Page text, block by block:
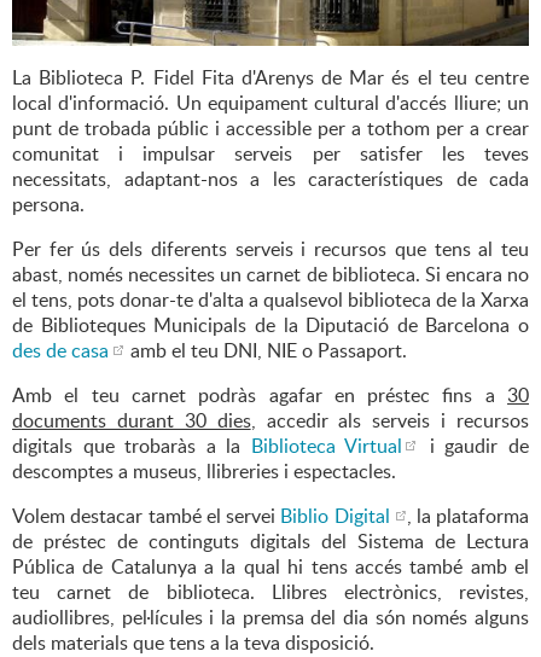
La Biblioteca P. Fidel Fita d'Arenys de Mar és el teu centre
local d'informació. Un equipament cultural d'accés lliure; un
punt de trobada públic i accessible per a tothom per a crear
comunitat i impulsar serveis per satisfer les teves
necessitats, adaptant-nos a les característiques de cada
persona.
Per fer ús dels diferents serveis i recursos que tens al teu
abast, només necessites un carnet de biblioteca. Si encara no
el tens, pots donar-te d'alta a qualsevol biblioteca de la Xarxa
de Biblioteques Municipals de la Diputació de Barcelona o
des de casa
amb el teu DNI, NIE o Passaport.
Amb el teu carnet podràs agafar en préstec fins a 30
documents durant 30 dies, accedir als serveis i recursos
digitals que trobaràs a la Biblioteca Virtual
i gaudir de
descomptes a museus, llibreries i espectacles.
Volem destacar també el servei Biblio Digital
, la plataforma
de préstec de continguts digitals del Sistema de Lectura
Pública de Catalunya a la qual hi tens accés també amb el
teu carnet de biblioteca. Llibres electrònics, revistes,
audiollibres, pel·lícules i la premsa del dia són només alguns
dels materials que tens a la teva disposició.